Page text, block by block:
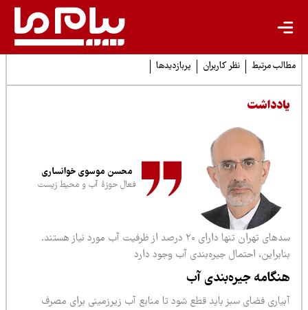
مرتبط نظر کاربران پربازدیدها
محسن موسوی خوانساری
فعال حوزهٔ آب و محیط زیست
سدهای تهران تنها دارای ۲۰ درصد از ظرفیت آب مورد نیاز هستند.
احتمال جیره‌بندی آب وجود دارد
جیره‌بندی آب
فضای سبز باید قطع شود تا منابع آب زیرزمینی برای مصرف